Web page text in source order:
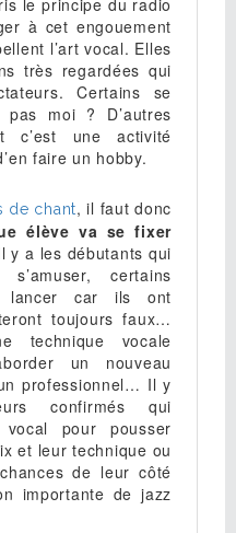
le principe du radio
à cet engouement
l’art vocal. Elles
très regardées qui
Certains se
pas moi ? D’autres
c’est une activité
faire un hobby.
de chant, il faut donc
élève va se fixer
y a les débutants qui
s’amuser, certains
lancer car ils ont
toujours faux…
technique vocale
un nouveau
professionnel… Il y
confirmés qui
pour pousser
et leur technique ou
de leur côté
importante de jazz